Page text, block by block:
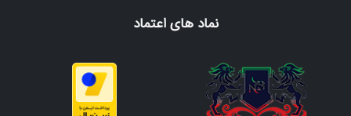
نماد های اعتماد